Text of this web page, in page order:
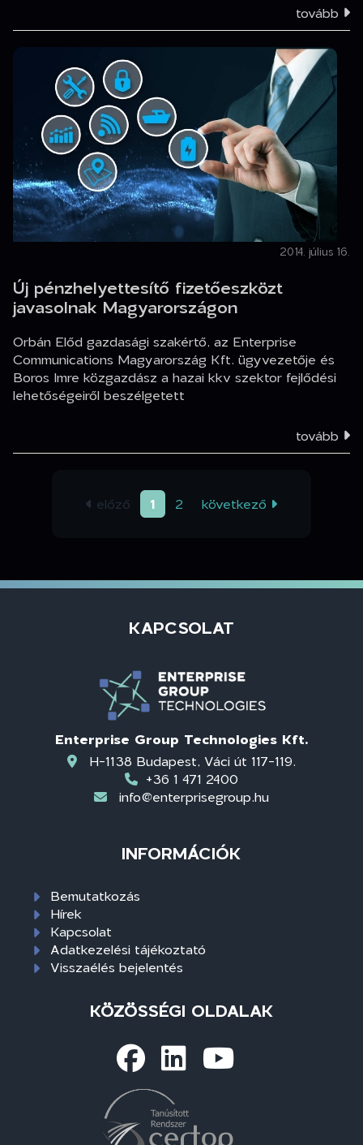
tovább
2014. július 16.
Új pénzhelyettesítő fizetőeszközt
javasolnak Magyarországon
Orbán Előd gazdasági szakértő, az Enterprise
Communications Magyarország Kft. ügyvezetője és
Boros Imre közgazdász a hazai kkv szektor fejlődési
lehetőségeiről beszélgetett
tovább
előző 1 (aktuális)
2 következő
KAPCSOLAT
Enterprise Group Technologies Kft.
H-1138 Budapest, Váci út 117-119.
+36 1 471 2400
info@enterprisegroup.hu
INFORMÁCIÓK
Bemutatkozás
Hírek
Kapcsolat
Adatkezelési tájékoztató
Visszaélés bejelentés
KÖZÖSSÉGI OLDALAK